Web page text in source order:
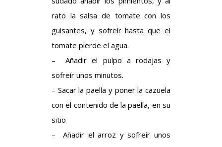
rato la salsa de tomate con los
guisantes, y sofreír hasta que el
tomate pierde el agua.
– Añadir el pulpo a rodajas y
sofreír unos minutos.
– Sacar la paella y poner la cazuela
con el contenido de la paella, en su
sitio
– Añadir el arroz y sofreír unos